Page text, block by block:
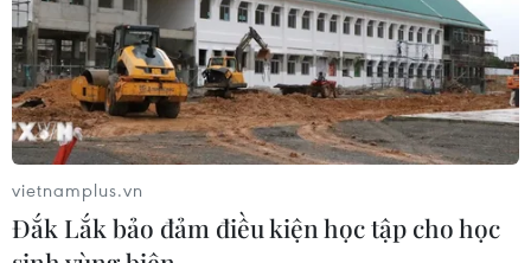
Đắk Lắk: Án phạt nghiêm minh với
đối tượng phá hoại đoàn kết dân tộc
05/08/2026 09:58
Hà Nội xét xử ổ nhóm 50 đối tượng tổ
vietnamplus.vn
Đắk Lắk bảo đảm điều kiện học tập cho học